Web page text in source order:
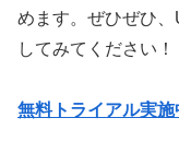
めます。ぜひぜひ
してみてください！
無料トライアル実